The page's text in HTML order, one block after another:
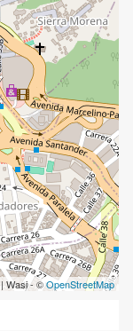
| Wasi - ©OpenStreetMap